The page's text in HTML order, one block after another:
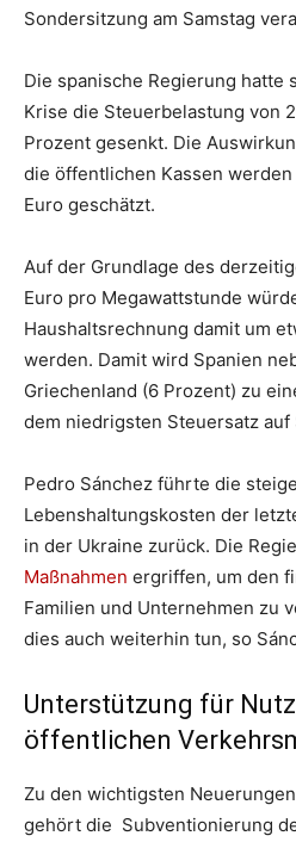
Sondersitzung am Samstag
Die spanische Regierung hatte
Krise die Steuerbelastung von
Prozent gesenkt. Die
die öffentlichen Kassen
Euro geschätzt.
Auf der Grundlage des
Euro pro Megawattstunde
Haushaltsrechnung damit um
werden. Damit wird Spanien
Griechenland (6 Prozent) zu
dem niedrigsten Steuersatz
Pedro Sánchez führte die
Lebenshaltungskosten der
in der Ukraine zurück. Die
Maßnahmen ergriffen, um den
Familien und Unternehmen zu
dies auch weiterhin tun, so
Unterstützung für
öffentlichen
Zu den wichtigsten
gehört die Subventionierung